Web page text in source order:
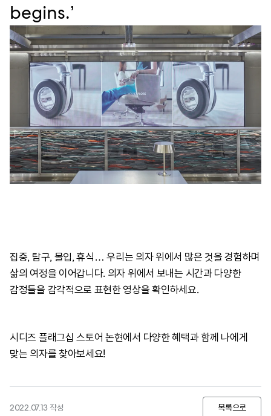
begins.’
집중, 탐구, 몰입, 휴식… 우리는 의자 위에서 많은 것을 경험하며
삶의 여정을 이어갑니다. 의자 위에서 보내는 시간과 다양한
감정들을 감각적으로 표현한 영상을 확인하세요.
시디즈 플래그십 스토어 논현에서 다양한 혜택과 함께 나에게
맞는 의자를 찾아보세요!
2022.07.13 작성 목록으로